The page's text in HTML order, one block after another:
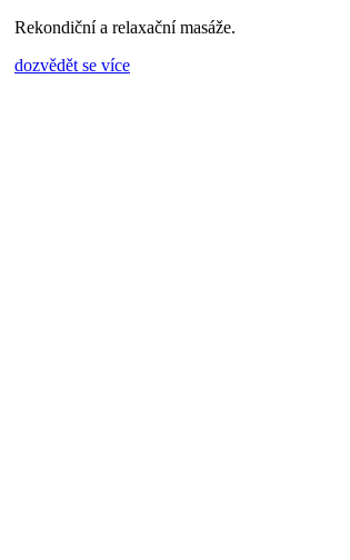
Rekondiční a relaxační masáže.
dozvědět se více